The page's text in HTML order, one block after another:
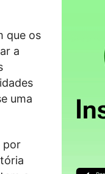
que os
a
uma
por